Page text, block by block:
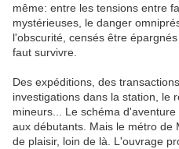
même: entre les tensions entre
mystérieuses, le danger
l'obscurité, censés être
faut survivre.
Des expéditions, des
investigations dans la station, le
mineurs... Le schéma
aux débutants. Mais le métro de
de plaisir, loin de là. L'ouvrage